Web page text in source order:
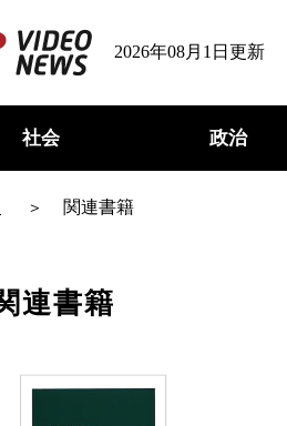
2026年08月1日更新
社会 政治
関連書籍
連書籍